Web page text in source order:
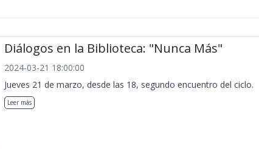
Diálogos en la Biblioteca: "Nunca Más"
2024-03-21 18:00:00
Jueves 21 de marzo, desde las 18, segundo encuentro del ciclo.
Leer más